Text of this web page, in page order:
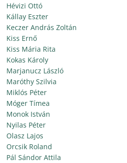
Hévizi Ottó
Kállay Eszter
Keczer András Zoltán
Kiss Ernő
Kiss Mária Rita
Kokas Károly
Marjanucz László
Maróthy Szilvia
Miklós Péter
Móger Tímea
Monok István
Nyilas Péter
Olasz Lajos
Orcsik Roland
Pál Sándor Attila